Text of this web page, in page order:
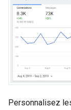
Personnalisez